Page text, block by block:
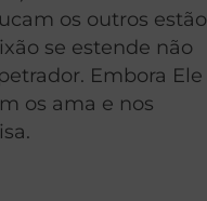
os outros estão
se estende não
Embora Ele
os ama e nos